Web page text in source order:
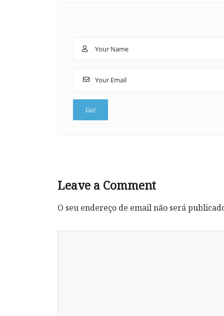
Leave a Comment
O seu endereço de email não será